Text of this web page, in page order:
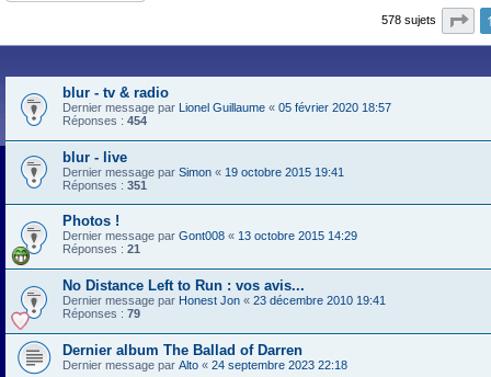
578 sujets
blur - tv & radio
Dernier message par Lionel Guillaume « 05 février 2020 18:57
Réponses : 454
blur - live
Dernier message par Simon « 19 octobre 2015 19:41
Réponses : 351
Photos !
Dernier message par Gont008 « 13 octobre 2015 14:29
Réponses : 21
No Distance Left to Run : vos avis...
Dernier message par Honest Jon « 23 décembre 2010 19:41
Réponses : 79
Dernier album The Ballad of Darren
Dernier message par Alto « 24 septembre 2023 22:18